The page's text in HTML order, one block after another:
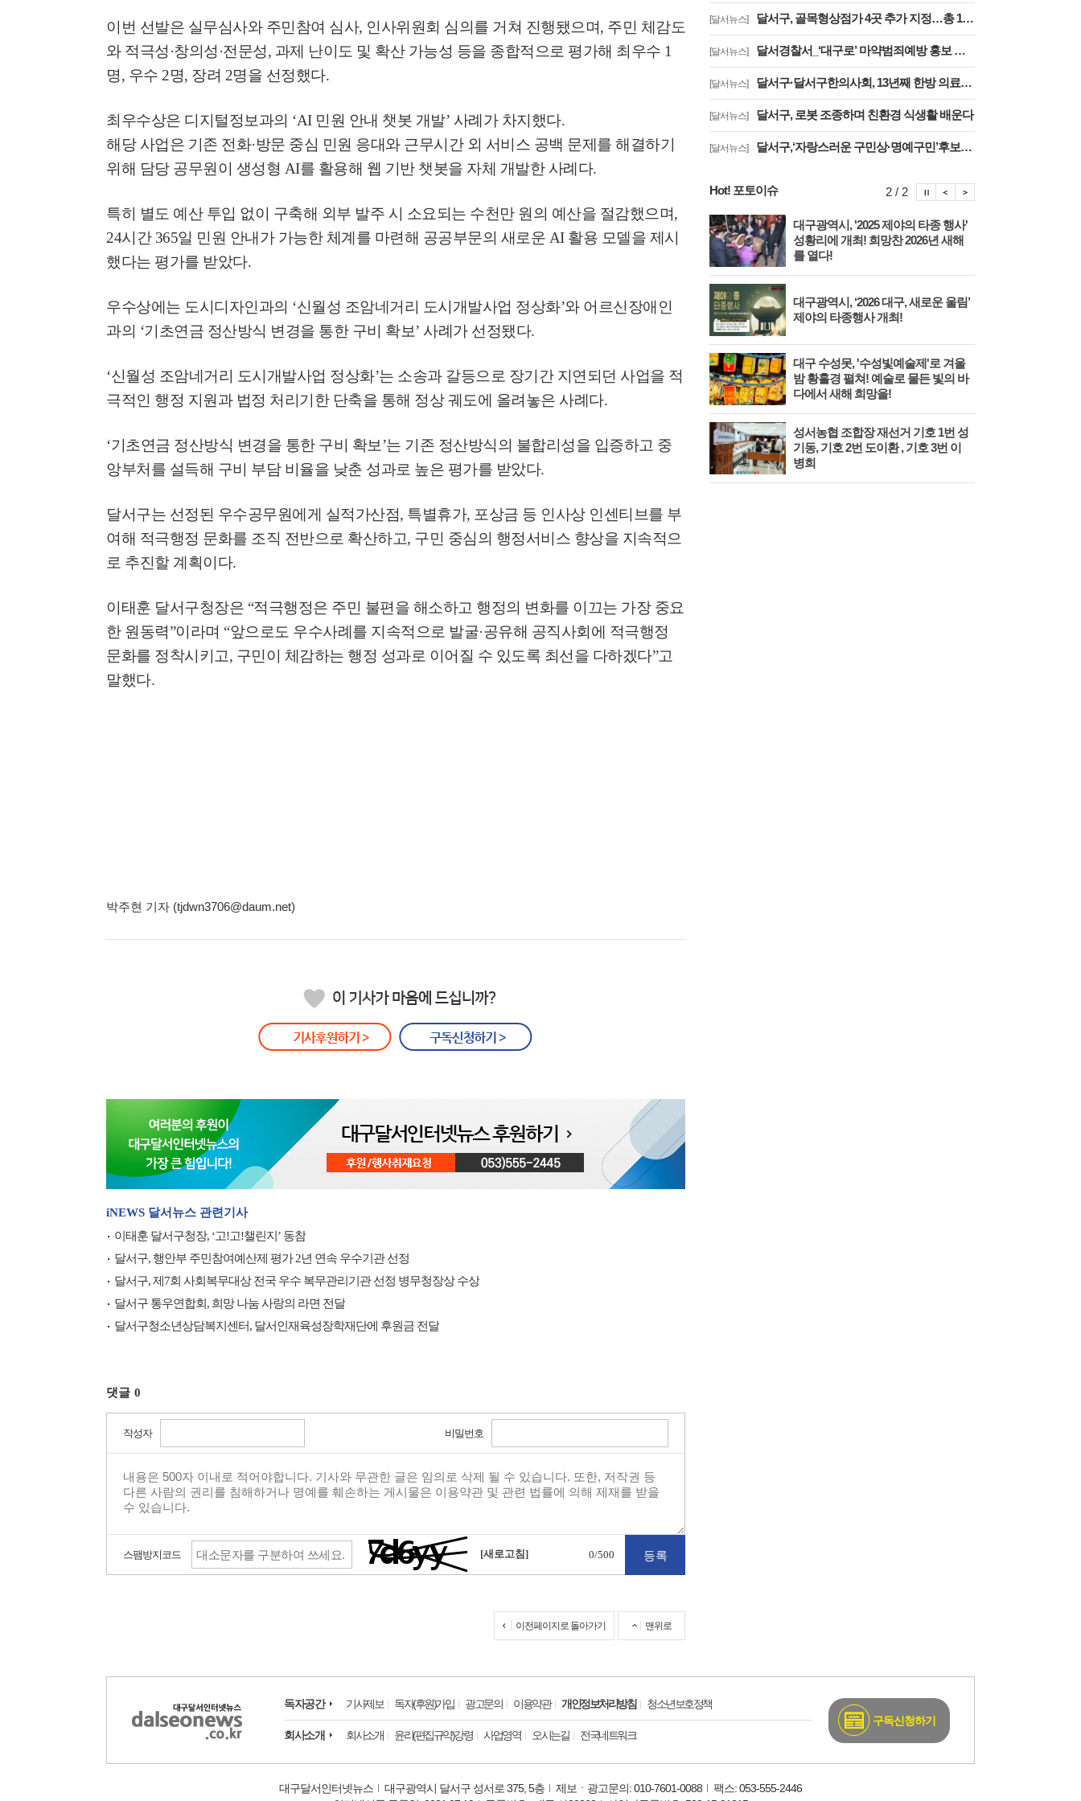
이번 선발은 실무심사와 주민참여 심사, 인사위원회 심의를 거쳐 진행됐으며, 주민 체감도
와 적극성 ·창의성 ·전문성, 과제 난이도 및 확산 가능성 등을 종합적으로 평가해 최우수 1
명, 우수 2명, 장려 2명을 선정했다.
최우수상은 디지털정보과의 ‘AI 민원 안내 챗봇 개발’ 사례가 차지했다.
해당 사업은 기존 전화·방문 중심 민원 응대와 근무시간 외 서비스 공백 문제를 해결하기
위해 담당 공무원이 생성형 AI를 활용해 웹 기반 챗봇을 자체 개발한 사례다.
특히 별도 예산 투입 없이 구축해 외부 발주 시 소요되는 수천만 원의 예산을 절감했으며,
24시간 365일 민원 안내가 가능한 체계를 마련해 공공부문의 새로운 AI 활용 모델을 제시
했다는 평가를 받았다.
우수상에는 도시디자인과의 ‘신월성 조암네거리 도시개발사업 정상화’와 어르신장애인
과의 ‘기초연금 정산방식 변경을 통한 구비 확보’ 사례가 선정됐다.
‘신월성 조암네거리 도시개발사업 정상화’는 소송과 갈등으로 장기간 지연되던 사업을 적
극적인 행정 지원과 법정 처리기한 단축을 통해 정상 궤도에 올려놓은 사례다.
‘기초연금 정산방식 변경을 통한 구비 확보’는 기존 정산방식의 불합리성을 입증하고 중
앙부처를 설득해 구비 부담 비율을 낮춘 성과로 높은 평가를 받았다.
달서구는 선정된 우수공무원에게 실적가산점, 특별휴가, 포상금 등 인사상 인센티브를 부
여해 적극행정 문화를 조직 전반으로 확산하고, 구민 중심의 행정서비스 향상을 지속적으
로 추진할 계획이다.
이태훈 달서구청장은 “적극행정은 주민 불편을 해소하고 행정의 변화를 이끄는 가장 중요
한 원동력”이라며 “앞으로도 우수사례를 지속적으로 발굴·공유해 공직사회에 적극행정
문화를 정착시키고, 구민이 체감하는 행정 성과로 이어질 수 있도록 최선을 다하겠다”고
말했다.
박주현 기자 (tjdwn3706@daum.net)
iNEWS 달서뉴스 관련기사
이태훈 달서구청장, ‘고!고!챌린지’ 동참
달서구, 행안부 주민참여예산제 평가 2년 연속 우수기관 선정
달서구, 제7회 사회복무대상 전국 우수 복무관리기관 선정 병무청장상 수상
달서구 통우연합회, 희망 나눔 사랑의 라면 전달
달서구청소년상담복지센터, 달서인재육성장학재단에 후원금 전달
댓글 0
작성자 비밀번호
스팸방지코드 [새로고침] 0/500
이전페이지로 돌아가기 맨위로
[달서뉴스] 달서구, 골목형상점가 4곳 추가 지정…총 16곳으로 확대
[달서뉴스] 달서경찰서_‘대구로’ 마약범죄예방 홍보 협업
[달서뉴스] 달서구·달서구한의사회, 13년째 한방 의료나눔 실천
[달서뉴스] 달서구, 로봇 조종하며 친환경 식생활 배운다
[달서뉴스] 달서구,‘자랑스러운 구민상·명예구민’후보자 공개 모집
Hot! 포토이슈
대구광역시, '2025 제야의 타종 행사'
성황리에 개최! 희망찬 2026년 새해
대구광역시, ‘2026 대구, 새로운 울림’
제야의 타종행사 개최!
밤 황홀경 펼쳐! 예술로 물든 빛의 바
다에서 새해 희망을!
기동, 기호 2번 도이환 , 기호 3번 이
병희
다시 시작되는 대가야! RE-BORN!
'2026 대가야축제'
기찬 2026년 대구 여행의 시작 알리
다!
포항 구룡포 과메기문화관, 동해의
미식과 문화를 한곳에!
성주군, 2026년 첫 참외 수확 개시!
명품 성주참외의 귀환!
대구광역시, '2025 제야의 타종 행사'
성황리에 개최! 희망찬 2026년 새해
를 열다!
대구광역시, ‘2026 대구, 새로운 울림’
제야의 타종행사 개최!
대구 수성못, '수성빛예술제'로 겨울
밤 황홀경 펼쳐! 예술로 물든 빛의 바
다에서 새해 희망을!
성서농협 조합장 재선거 기호 1번 성
기동, 기호 2번 도이환 , 기호 3번 이
병희
2 / 2 포토이슈 이전보기
포토이슈 정지
독자공간 기사제보 독자(후원)가입 광고문의 이용약관 개인정보처리방침 청소년보호정책
회사소개 회사소개 윤리(편집규약)강령 사업영역 오시는길 전국네트워크
구독신청하기
대구달서인터넷뉴스 대구광역시 달서구 성서로 375, 5층 제보ㆍ광고문의: 010-7601-0088
팩스: 053-555-2446